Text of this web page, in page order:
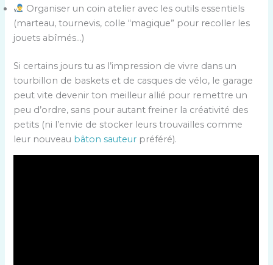
Organiser un coin atelier avec les outils essentiels
(marteau, tournevis, colle “magique” pour recoller les
jouets abîmés…)
Si certains jours tu as l’impression de vivre dans un
tourbillon de baskets et de casques de vélo, le garage
peut vite devenir ton meilleur allié pour remettre un
peu d’ordre, sans pour autant freiner la créativité des
petits (ni l’envie de stocker leurs trouvailles comme
leur nouveau bâton sauteur préféré).